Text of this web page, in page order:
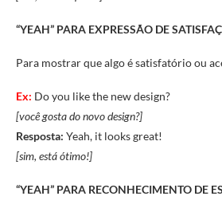
“YEAH” PARA EXPRESSÃO DE
Para mostrar que algo é satisfatório ou
Ex: Do you like the new design?
[você gosta do novo design?]
Resposta: Yeah, it looks great!
[sim, está ótimo!]
“YEAH” PARA RECONHECIMENTO DE